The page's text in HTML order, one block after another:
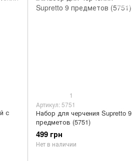
с
1
Артикул: 5751
Набор для черчения Supretto 9
предметов (5751)
499 грн
Нет в наличии